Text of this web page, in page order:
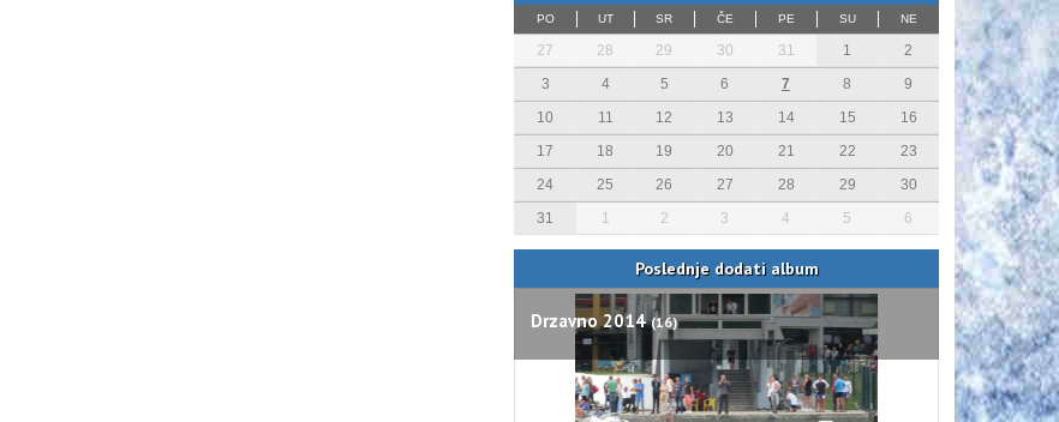
PO UT SR ČE PE SU NE
27 28 29 30 31 1
2
3
4 5 6 7 8
9
10
11 12 13 14 15
16
17
18 19 20 21 22
23
24
25 26 27 28 29
30
31
1 2 3 4 5 6
Poslednje dodati album
Drzavno 2014(16)